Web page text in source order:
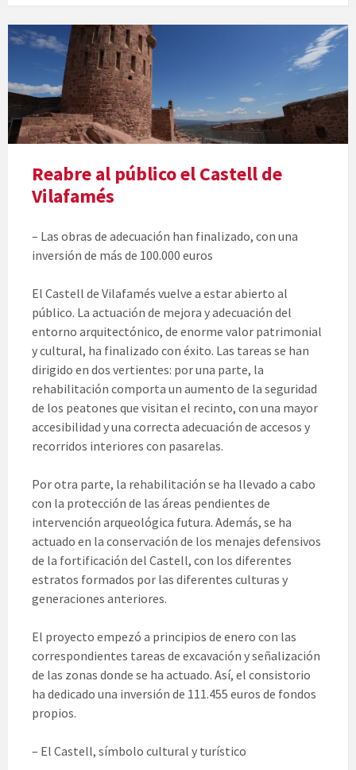
Reabre al público el Castell de
Vilafamés
– Las obras de adecuación han finalizado, con una
inversión de más de 100.000 euros
El Castell de Vilafamés vuelve a estar abierto al
público. La actuación de mejora y adecuación del
entorno arquitectónico, de enorme valor patrimonial
y cultural, ha finalizado con éxito. Las tareas se han
dirigido en dos vertientes: por una parte, la
rehabilitación comporta un aumento de la seguridad
de los peatones que visitan el recinto, con una mayor
accesibilidad y una correcta adecuación de accesos y
recorridos interiores con pasarelas.
Por otra parte, la rehabilitación se ha llevado a cabo
con la protección de las áreas pendientes de
intervención arqueológica futura. Además, se ha
actuado en la conservación de los menajes defensivos
de la fortificación del Castell, con los diferentes
estratos formados por las diferentes culturas y
generaciones anteriores.
El proyecto empezó a principios de enero con las
correspondientes tareas de excavación y señalización
de las zonas donde se ha actuado. Así, el consistorio
ha dedicado una inversión de 111.455 euros de fondos
propios.
– El Castell, símbolo cultural y turístico